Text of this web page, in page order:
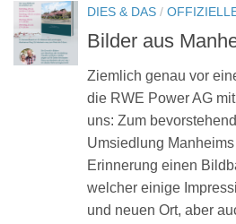
DIES & DAS /
Bilder aus
Ziemlich genau vor
die RWE Power AG
uns: Zum
Umsiedlung
Erinnerung einen
welcher einige
und neuen Ort, aber